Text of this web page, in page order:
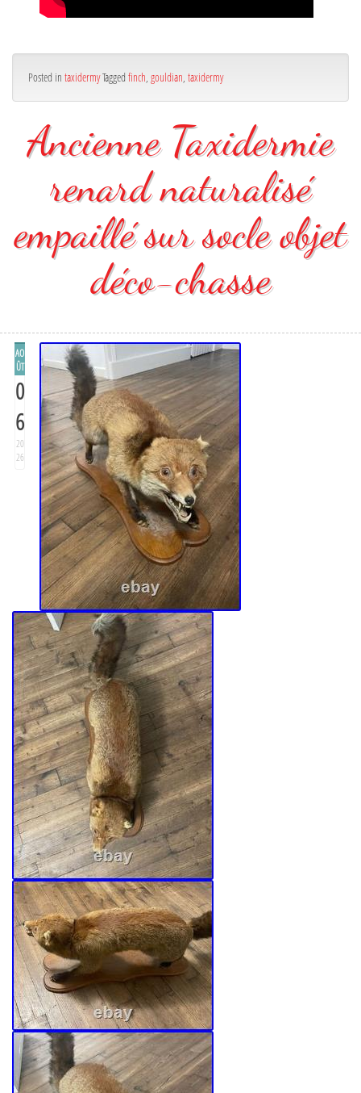
Posted in taxidermyTagged finch, gouldian, taxidermy
Ancienne Taxidermie
renard naturalisé
empaillé sur socle objet
déco-chasse
AO
ÛT
0
6
20
26